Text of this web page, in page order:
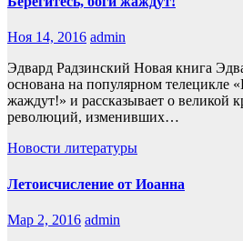
Ноя 14, 2016 admin
Эдвард Радзинский Новая книга
основана на популярном телецикле
жаждут!» и рассказывает о великой
революций, изменивших…
Новости литературы
Летоисчисление от Иоанна
Мар 2, 2016 admin